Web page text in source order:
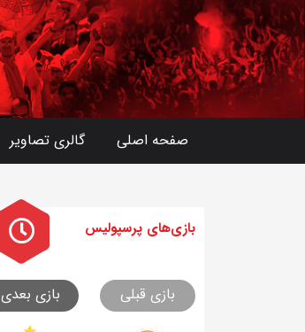
صفحه اصلی گالری تصاویر
بازی های پرسپولیس
بازی قبلی بازی بعدی